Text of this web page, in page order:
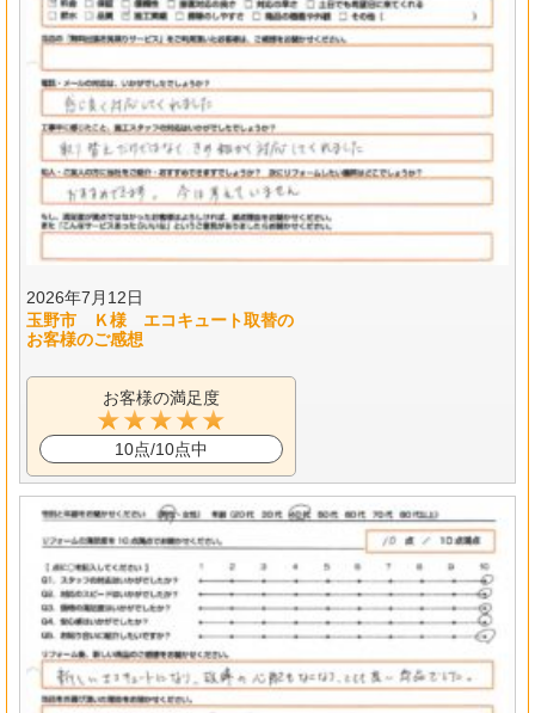
2026年7月12日
玉野市 Ｋ様 エコキュート取替の
お客様のご感想
お客様の満足度
10点/10点中